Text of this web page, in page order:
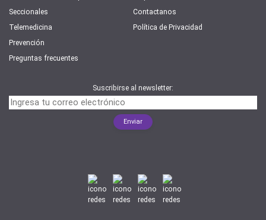
Seccionales
Telemedicina
Prevención
Preguntas frecuentes
Contactanos
Política de Privacidad
Suscribirse al newsletter: